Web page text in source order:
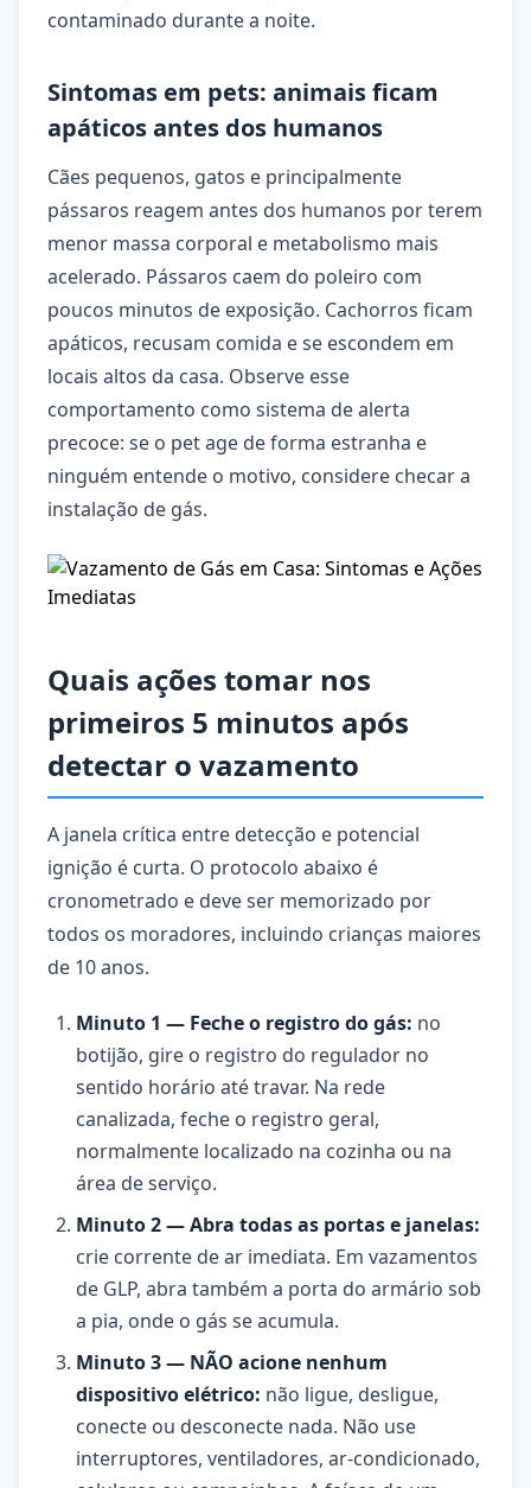
contaminado durante a noite.
Sintomas em pets: animais ficam
apáticos antes dos humanos
Cães pequenos, gatos e principalmente
pássaros reagem antes dos humanos por terem
menor massa corporal e metabolismo mais
acelerado. Pássaros caem do poleiro com
poucos minutos de exposição. Cachorros ficam
apáticos, recusam comida e se escondem em
locais altos da casa. Observe esse
comportamento como sistema de alerta
precoce: se o pet age de forma estranha e
ninguém entende o motivo, considere checar a
instalação de gás.
Quais ações tomar nos
primeiros 5 minutos após
detectar o vazamento
A janela crítica entre detecção e potencial
ignição é curta. O protocolo abaixo é
cronometrado e deve ser memorizado por
todos os moradores, incluindo crianças maiores
de 10 anos.
Minuto 1 — Feche o registro do gás: no
botijão, gire o registro do regulador no
sentido horário até travar. Na rede
canalizada, feche o registro geral,
normalmente localizado na cozinha ou na
área de serviço.
Minuto 2 — Abra todas as portas e janelas:
crie corrente de ar imediata. Em vazamentos
de GLP, abra também a porta do armário sob
a pia, onde o gás se acumula.
Minuto 3 — NÃO acione nenhum
dispositivo elétrico: não ligue, desligue,
conecte ou desconecte nada. Não use
interruptores, ventiladores, ar-condicionado,